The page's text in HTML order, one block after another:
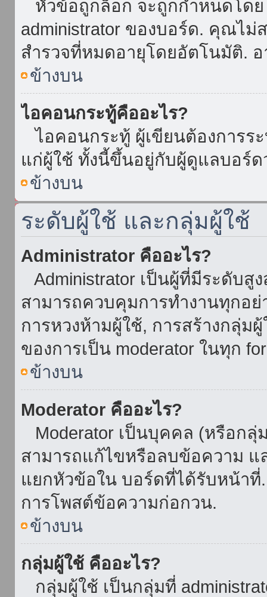
หัวข้อถูกล็อก จะถูกกำหนดโดย
administrator ของบอร์ด. คุณไ
สำรวจที่หมดอายุโดยอัตโนมัติ.
ข้างบน
ไอคอนกระทู้คืออะไร?
ไอคอนกระทู้ ผู้เขียนต้องการร
แก่ผู้ใช้ ทั้งนี้ขึ้นอยู่กับผู้ดูแลบอร์
ข้างบน
ระดับผู้ใช้ และกลุ่มผู้ใช้
Administrator คืออะไร?
Administrator เป็นผู้ที่มีระดับ
สามารถควบคุมการทำงานทุกอ
การหวงห้ามผู้ใช้, การสร้างกลุ่ม
ของการเป็น moderator ในทุก
ข้างบน
Moderator คืออะไร?
Moderator เป็นบุคคล (หรือก
สามารถแก้ไขหรือลบข้อความ แ
แยกหัวข้อใน บอร์ดที่ได้รับหน้าที่
การโพสต์ข้อความก่อกวน.
ข้างบน
กลุ่มผู้ใช้ คืออะไร?
กลุ่มผู้ใช้ เป็นกลุ่มที่